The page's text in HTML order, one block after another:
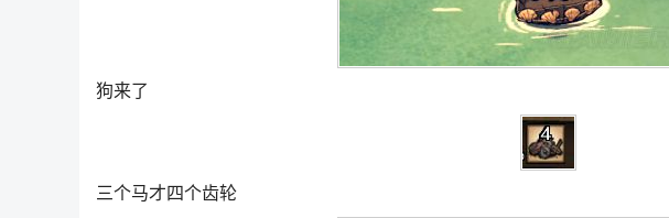
狗来了
三个马才四个齿轮